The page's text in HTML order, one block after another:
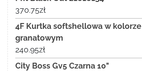
370.75zł
4F Kurtka softshellowa w kolorze
granatowym
240.95zł
City Boss Gv5 Czarna 10"